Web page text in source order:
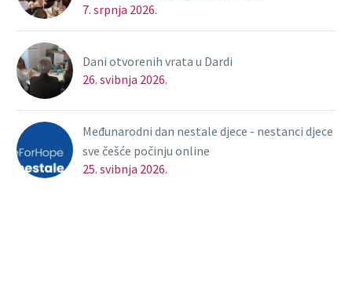
7. srpnja 2026.
Dani otvorenih vrata u Dardi
26. svibnja 2026.
Međunarodni dan nestale djece - nestanci djece
sve češće počinju online
25. svibnja 2026.